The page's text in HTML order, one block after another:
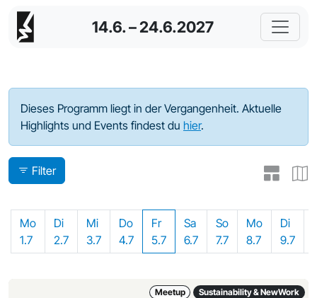
14.6. – 24.6.2027
Programm - 2024
Dieses Programm liegt in der Vergangenheit. Aktuelle
Highlights und Events findest du hier.
Filter
Mo
1.7
Di
2.7
Mi
3.7
Do
4.7
Fr
5.7
Sa
6.7
So
7.7
Mo
8.7
Di
9.7
Meetup Sustainability & NewWork